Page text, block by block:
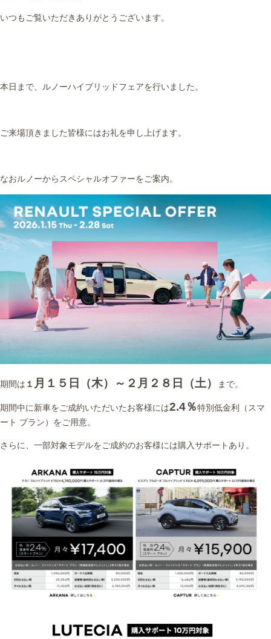
いつもご覧いただきありがとうございます。
本日まで、ルノーハイブリッドフェアを行いました。
ご来場頂きました皆様にはお礼を申し上げます。
なおルノーからスペシャルオファーをご案内。
期間は １ 月１５日（木）～２月２８日（土） まで。
期間中に新車をご成約いただいたお客様には2.4％特別低金利（スマ
ート プラン）をご用意。
さらに、一部対象モデルをご成約のお客様には購入サポートあり。